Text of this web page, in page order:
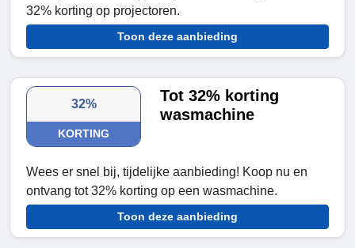
32% korting op projectoren.
Toon deze aanbieding
32%
KORTING
Tot 32% korting
wasmachine
Wees er snel bij, tijdelijke aanbieding! Koop nu en
ontvang tot 32% korting op een wasmachine.
Toon deze aanbieding